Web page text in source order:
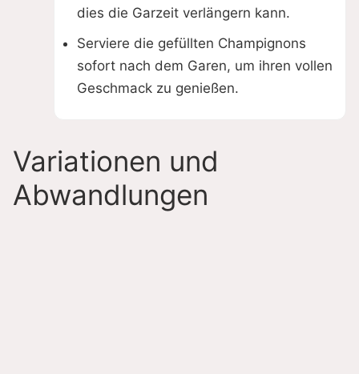
dies die Garzeit verlängern kann.
Serviere die gefüllten Champignons
sofort nach dem Garen, um ihren vollen
Geschmack zu genießen.
Variationen und
Abwandlungen